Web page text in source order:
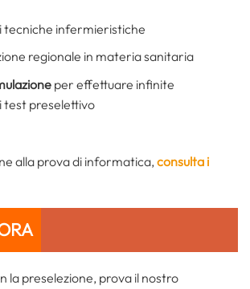
tecniche infermieristiche
regionale in materia sanitaria
per effettuare infinite
test preselettivo
alla prova di informatica, consulta i
la preselezione, prova il nostro